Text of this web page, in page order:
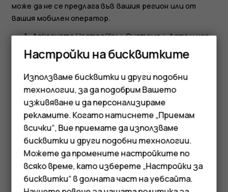
Смартфони
Мобилни телефони
Аксесоари
може да не се предлага във вашия регион или от
вашия мобилен оператор.
ДокоснетеНастройки>Система>Дата и час.
ВключетеАвтоматична дата и час.
Включете
Автоматична часова зона
Превключване на часовника на 24-часов
формат
Докоснете Настройки >Система>Дата и час
включете24-часов формат .
Настройки на бисквитките
Използваме бисквитки и други подобни
технологии, за да подобрим Вашето
изживяване и да персонализираме
рекламите. Когато натиснете „Приемам
всички“, Вие приемате да използваме
бисквитки и други подобни технологии.
Можете да промените настройките по
всяко време, като изберете „Настройки за
бисквитки“ в долната част на уебсайта.